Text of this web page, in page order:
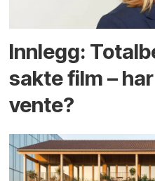
Innlegg:
sakte film –
vente?